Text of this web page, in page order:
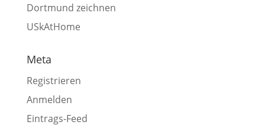
Dortmund zeichnen
USkAtHome
Meta
Registrieren
Anmelden
Eintrags-Feed